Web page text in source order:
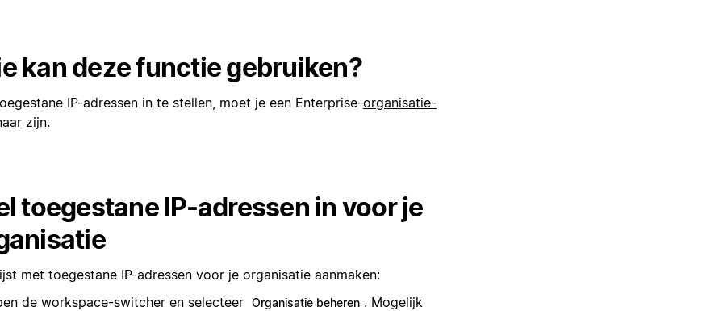
kan deze functie gebruiken?
IP-adressen in te stellen, moet je een Enterprise-organisatie-
zijn.
toegestane IP-adressen in voor je
met toegestane IP-adressen voor je organisatie aanmaken:
de workspace-switcher en selecteer Organisatie beheren . Mogelijk